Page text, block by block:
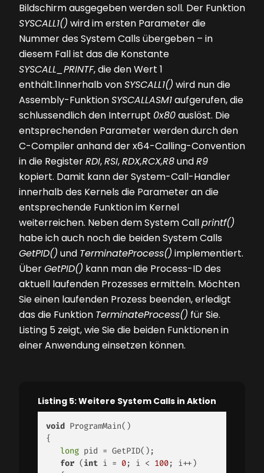
Bildschirm ausgegeben werden soll. Der Funktion
SYSCALL1() wird im ersten Parameter die
Nummer des System Calls übergeben – in
diesem Fall ist das die Konstante
SYSCALL_PRINTF, die den Wert 1
enthält.1Innerhalb vonSYSCALL1() wird nun die
Assembly-Funk­tionSYSCALLASM1aufgerufen, die
schlussendlich den Interrupt 0x80auslöst. Die
entsprechenden Parameter werden durch den
C-Compiler anhand der x64-Calling-Convention
in die RegisterRDI,RSI,RDX,RCX,R8undR9
kopiert. Damit kann der System-Call-Handler
innerhalb des Kernels die Parameter an die
entsprechende Funktion im Kernel
weiterreichen. Neben dem System Callprintf()
habe ich auch noch die beiden System Calls
GetPID() und TerminateProcess() implementiert.
ÜberGetPID() kann man die Process-ID des
aktuell laufenden Prozesses ermitteln. Möchten
Sie einen laufenden Prozess beenden, erledigt
das die Funktion TerminateProcess() für Sie.
Listing 5 zeigt, wie Sie die beiden Funktionen in
einer Anwendung einsetzen können.
Listing 5: Weitere System Calls in Aktion
void ProgramMain()
{
long pid = GetPID();
for (int i = 0; i < 100; i++)